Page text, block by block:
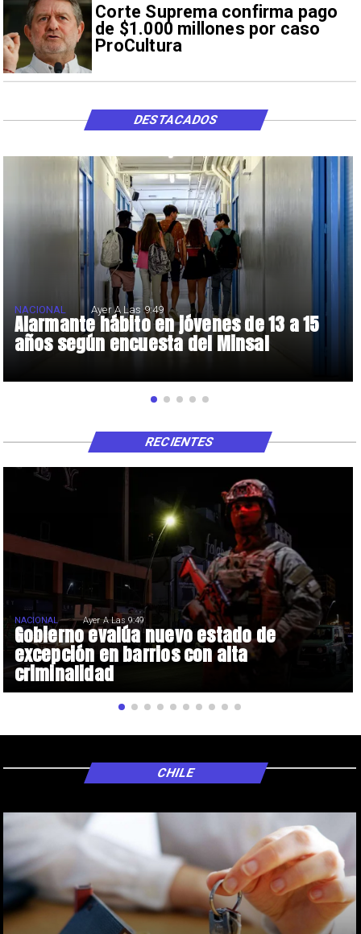
Corte Suprema confirma pago
de $1.000 millones por caso
ProCultura
Alarmante hábito en jóvenes de 13 a 15
años según encuesta del Minsal
NACIONAL Ayer A Las 9:49
DESTACADOS
Gobierno evalúa nuevo estado de
excepción en barrios con alta
criminalidad
NACIONAL Ayer A Las 9:49
RECIENTES
CHILE